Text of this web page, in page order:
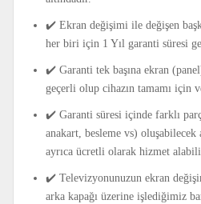
✔️ Ekran değişimi ile değişen
her biri için 1 Yıl garanti süresi
✔️ Garanti tek başına ekran
geçerli olup cihazın tamamı için
✔️ Garanti süresi içinde farklı
anakart, besleme vs)
ayrıca ücretli olarak hizmet
✔️ Televizyonunuzun ekran
arka kapağı üzerine işlediğimiz